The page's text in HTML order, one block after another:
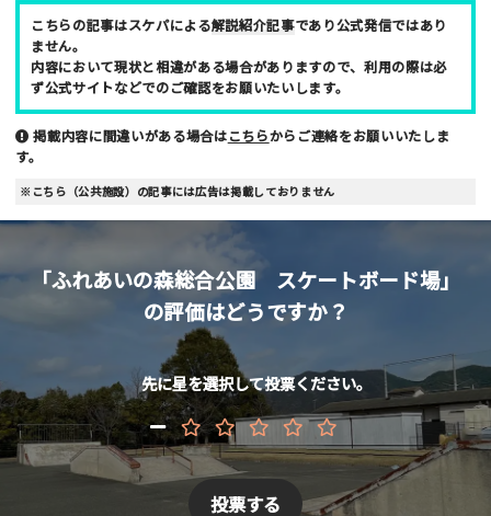
年齢
10代
お名前 （非公開/任意）
メールアドレス （非公開/任意）
当サイトへメッセージなどございましたら
スパム防止のため「スケパ」と入力ください
こちらの記事はスケパによる解説紹介記事であり公式発信ではあり
ません。
内容において現状と相違がある場合がありますので、利用の際は必
ず公式サイトなどでのご確認をお願いたいします。
掲載内容に間違いがある場合はこちらからご連絡をお願いいたしま
す。
※こちら（公共施設）の記事には広告は掲載しておりません
「ふれあいの森総合公園 スケートボード場」
の評価はどうですか？
先に星を選択して投票ください。